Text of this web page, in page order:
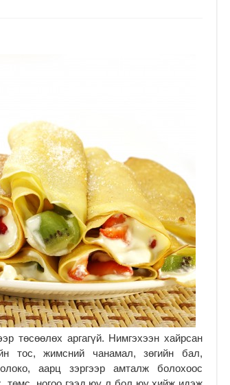
төсөөлөх аргагүй. Нимгэхээн хайрсан
тос, жимсний чанамал, зөгийн бал,
аарц зэргээр амталж болохоос